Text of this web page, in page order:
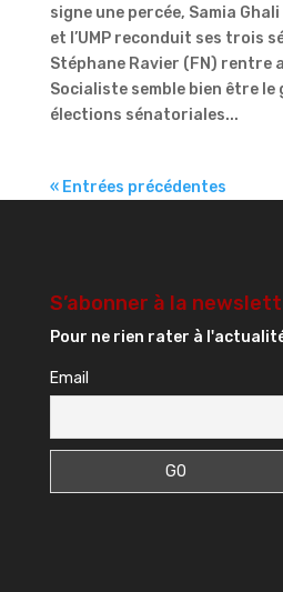
signe une percée, Samia
et l’UMP reconduit ses trois
Stéphane Ravier (FN) rentre
Socialiste semble bien être
élections sénatoriales...
« Entrées précédentes
S’abonner à la
Pour ne rien rater à
Email